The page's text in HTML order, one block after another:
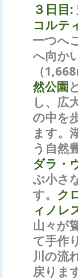
３日目:
コルテ
一つへ
へ向か
（
然公園と
し、広
の中を
ます。
う自然
ダラ・
ぶ小さ
す。 ク
ィノレ
山々が
て手作
川の流
戻りま